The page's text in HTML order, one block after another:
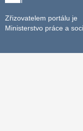
Zřizovatelem portálu je
Ministerstvo práce a